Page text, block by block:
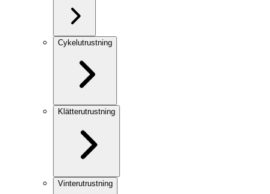
Cykelutrustning
Klätterutrustning
Vinterutrustning